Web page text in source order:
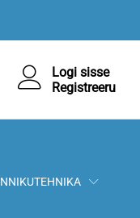
Logi sisse
Registreeru